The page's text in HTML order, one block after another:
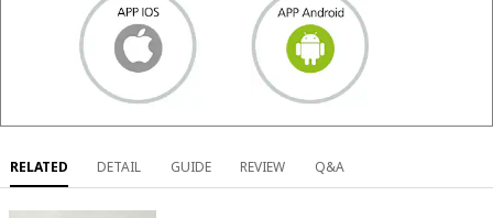
RELATED DETAIL GUIDE REVIEW Q&A